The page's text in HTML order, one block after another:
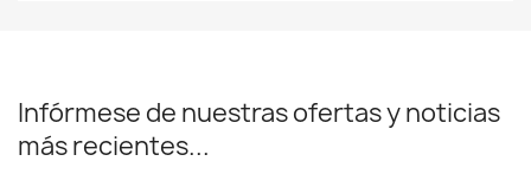
Infórmese de nuestras ofertas y noticias
más recientes...